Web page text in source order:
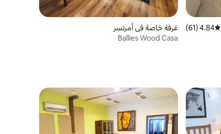
متوسط التقييم 4.84 من 5، 61 مراجعات
4.84 (61)
غرفة خاصة في أمرتسر
Ballies Wood Casa